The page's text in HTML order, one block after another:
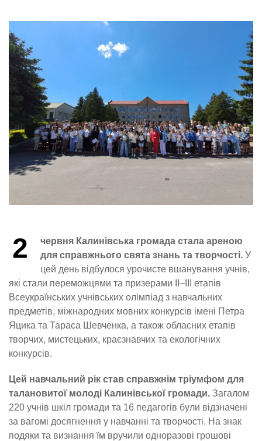
2
червня Калинівська громада стала ареною
для справжнього свята знань та творчості. У
цей день відбулося урочисте вшанування учнів,
які стали переможцями та призерами ІІ–ІІІ етапів
Всеукраїнських учнівських олімпіад з навчальних
предметів, міжнародних мовних конкурсів імені Петра
Яцика та Тараса Шевченка, а також обласних етапів
творчих, мистецьких, краєзнавчих та екологічних
конкурсів.
Цей навчальний рік став справжнім тріумфом для
талановитої молоді Калинівської громади. Загалом
220 учнів шкіл громади та 16 педагогів були відзначені
за вагомі досягнення у навчанні та творчості. На знак
подяки та визнання їм вручили одноразові грошові